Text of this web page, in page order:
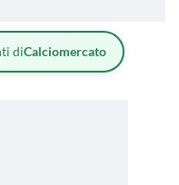
diCalciomercato